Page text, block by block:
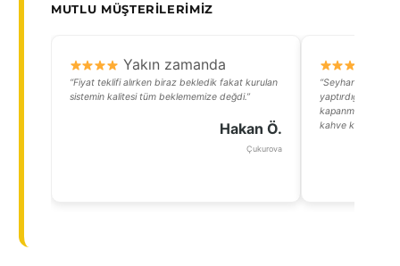
MUTLU MÜŞTERILERIMIZ
Yakın zamanda
“Fiyat teklifi alırken biraz bekledik fakat kurulan
sistemin kalitesi tüm beklememize değdi.”
Hakan Ö.
Çukurova
“Seyhan Baraj
yaptırdığım cam
kapanmadı.
kahve keyfi